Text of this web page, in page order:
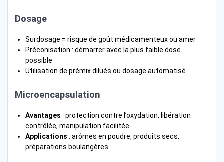
Dosage
Surdosage = risque de goût médicamenteux ou amer
Préconisation : démarrer avec la plus faible dose
possible
Utilisation de prémix dilués ou dosage automatisé
Microencapsulation
Avantages : protection contre l’oxydation, libération
contrôlée, manipulation facilitée
Applications : arômes en poudre, produits secs,
préparations boulangères